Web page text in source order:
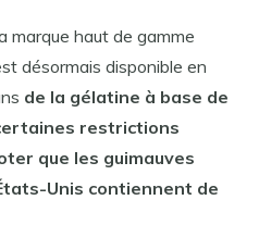
marque haut de gamme
désormais disponible en
de la gélatine à base de
restrictions
que les guimauves
Unis contiennent de